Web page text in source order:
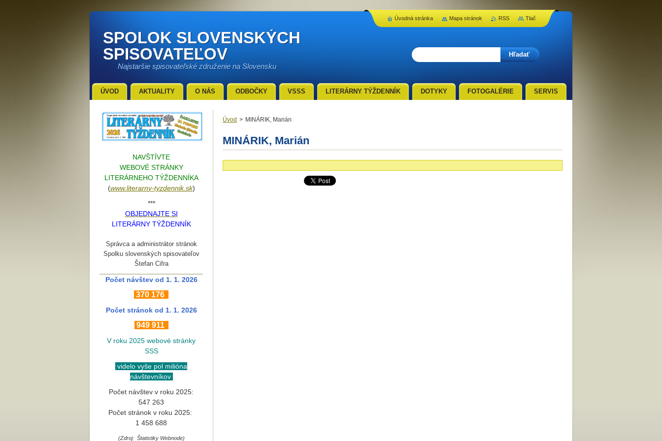
SPOLOK SLOVENSKÝCH
SPISOVATEĽOV
Najstaršie spisovateľské združenie na Slovensku
Úvod > MINÁRIK, Marián
MINÁRIK, Marián
NAVŠTÍVTE
WEBOVÉ STRÁNKY
LITERÁRNEHO TÝŽDENNÍKA
(www.literarny-tyzdennik.sk)
***
OBJEDNAJTE SI
LITERÁRNY TÝŽDENNÍK
Správca a administrátor stránok
Spolku slovenských spisovateľov
Štefan Cifra
Počet návštev od 1. 1. 2026
370 176
Počet stránok od 1. 1. 2026
949 911
V roku 2025 webové stránky
SSS
videlo vyše pol milióna
návštevníkov
Počet návštev v roku 2025:
547 263
Počet stránok v roku 2025:
1 458 688
(Zdroj: Štatistiky Webnode)
ÚVOD AKTUALITY O NÁS ODBOČKY VSSS LITERÁRNY TÝŽDENNÍK DOTYKY FOTOGALÉRIE SERVIS
Úvodná stránka Mapa stránok RSS Tlač